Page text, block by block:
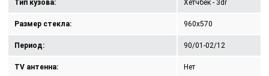
Тип кузова: Хетчбек - 3dr
Размер стекла: 960x570
Период: 90/01-02/12
TV антенна: Нет